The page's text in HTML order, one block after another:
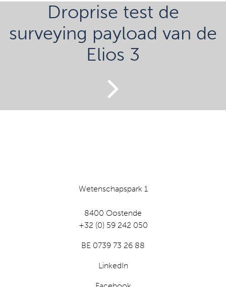
Droprise test de
surveying payload van de
Elios 3
Wetenschapspark 1
8400 Oostende
+32 (0) 59 242 050
BE 0739 73 26 88
LinkedIn